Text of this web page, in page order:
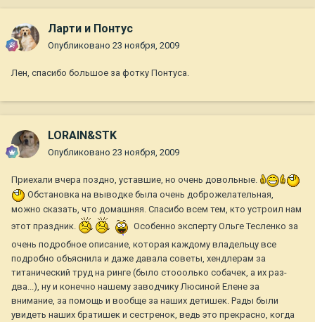
Ларти и Понтус
Опубликовано 23 ноября, 2009
Лен, спасибо большое за фотку Понтуса.
LORAIN&STK
Опубликовано 23 ноября, 2009
Приехали вчера поздно, уставшие, но очень довольные.
Обстановка на выводке была очень доброжелательная,
можно сказать, что домашняя. Спасибо всем тем, кто устроил нам
этот праздник.
Особенно эксперту Ольге Тесленко за
очень подробное описание, которая каждому владельцу все
подробно объяснила и даже давала советы, хендлерам за
титанический труд на ринге (было стооолько собачек, а их раз-
два...), ну и конечно нашему заводчику Люсиной Елене за
внимание, за помощь и вообще за наших детишек. Рады были
увидеть наших братишек и сестренок, ведь это прекрасно, когда